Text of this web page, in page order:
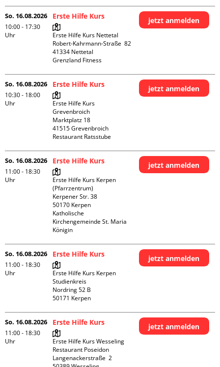
So. 16.08.2026
10:00 - 17:30
Uhr
Erste Hilfe Kurs
Erste Hilfe Kurs Nettetal
Robert-Kahrmann-Straße  82
41334 Nettetal
Grenzland Fitness
jetzt anmelden
So. 16.08.2026
10:30 - 18:00
Uhr
Erste Hilfe Kurs
Erste Hilfe Kurs
Grevenbroich
Marktplatz 18
41515 Grevenbroich
Restaurant Ratsstube
jetzt anmelden
So. 16.08.2026
11:00 - 18:30
Uhr
Erste Hilfe Kurs
Erste Hilfe Kurs Kerpen
(Pfarrzentrum)
Kerpener Str. 38
50170 Kerpen
Katholische
Kirchengemeinde St. Maria
Königin
jetzt anmelden
So. 16.08.2026
11:00 - 18:30
Uhr
Erste Hilfe Kurs
Erste Hilfe Kurs Kerpen
Studienkreis
Nordring 52 B
jetzt anmelden
So. 16.08.2026
11:00 - 18:30
Uhr
Erste Hilfe Kurs
Erste Hilfe Kurs Wesseling
Restaurant Poseidon
Langenackerstraße  2
jetzt anmelden